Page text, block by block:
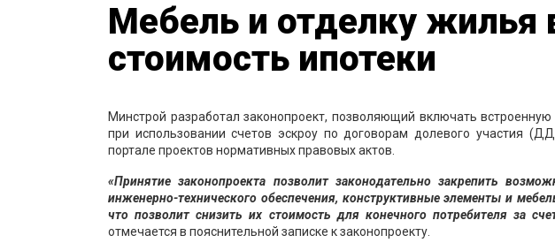
Мебель и отделку жилья
стоимость ипотеки
Минстрой разработал законопроект, позволяющий включать
при использовании счетов эскроу по договорам долевого участия
портале проектов нормативных правовых актов.
«Принятие законопроекта позволит законодательно закрепить
инженерно-технического обеспечения, конструктивные элементы и
что позволит снизить их стоимость для конечного потребителя за
отмечается в пояснительной записке к законопроекту.